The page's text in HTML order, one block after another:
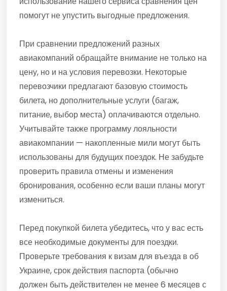
помогут не упустить выгодные предложения.
При сравнении предложений разных
авиакомпаний обращайте внимание не только на
цену, но и на условия перевозки. Некоторые
перевозчики предлагают базовую стоимость
билета, но дополнительные услуги (багаж,
питание, выбор места) оплачиваются отдельно.
Учитывайте также программу лояльности
авиакомпании — накопленные мили могут быть
использованы для будущих поездок. Не забудьте
проверить правила отмены и изменения
бронирования, особенно если ваши планы могут
измениться.
Перед покупкой билета убедитесь, что у вас есть
все необходимые документы для поездки.
Проверьте требования к визам для въезда в об
Украине, срок действия паспорта (обычно
должен быть действителен не менее 6 месяцев с